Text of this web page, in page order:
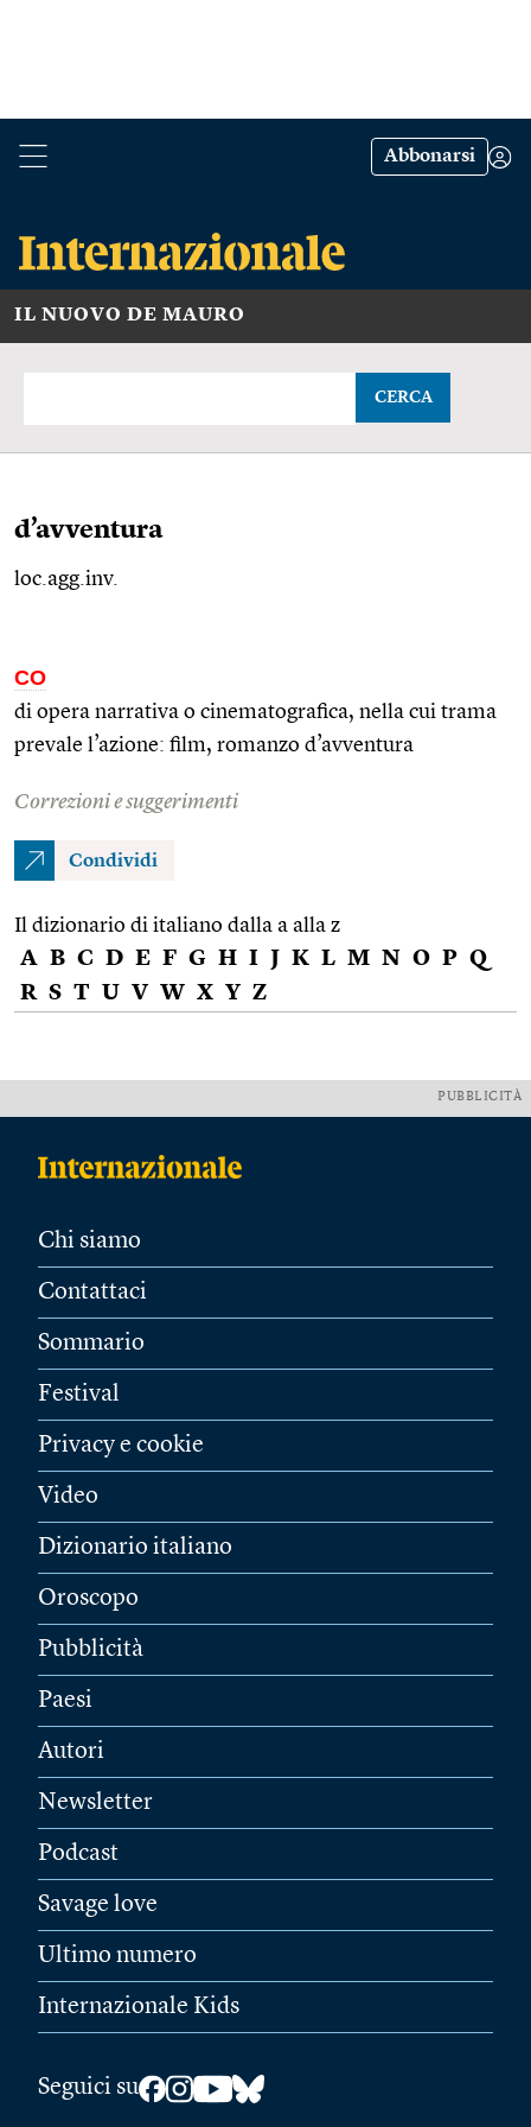
Abbonarsi
IL NUOVO DE MAURO
CERCA
d’avventura
loc.agg.inv.
CO
di opera narrativa o cinematografica, nella cui trama
prevale l’azione: film, romanzo d’avventura
Correzioni e suggerimenti
Condividi
Il dizionario di italiano dalla a alla z
A B C D E F G H I J K L M N O P Q
R S T U V W X Y Z
PUBBLICITÀ
Chi siamo
Contattaci
Sommario
Festival
Privacy e cookie
Video
Dizionario italiano
Oroscopo
Pubblicità
Paesi
Autori
Newsletter
Podcast
Savage love
Ultimo numero
Internazionale Kids
Seguici su